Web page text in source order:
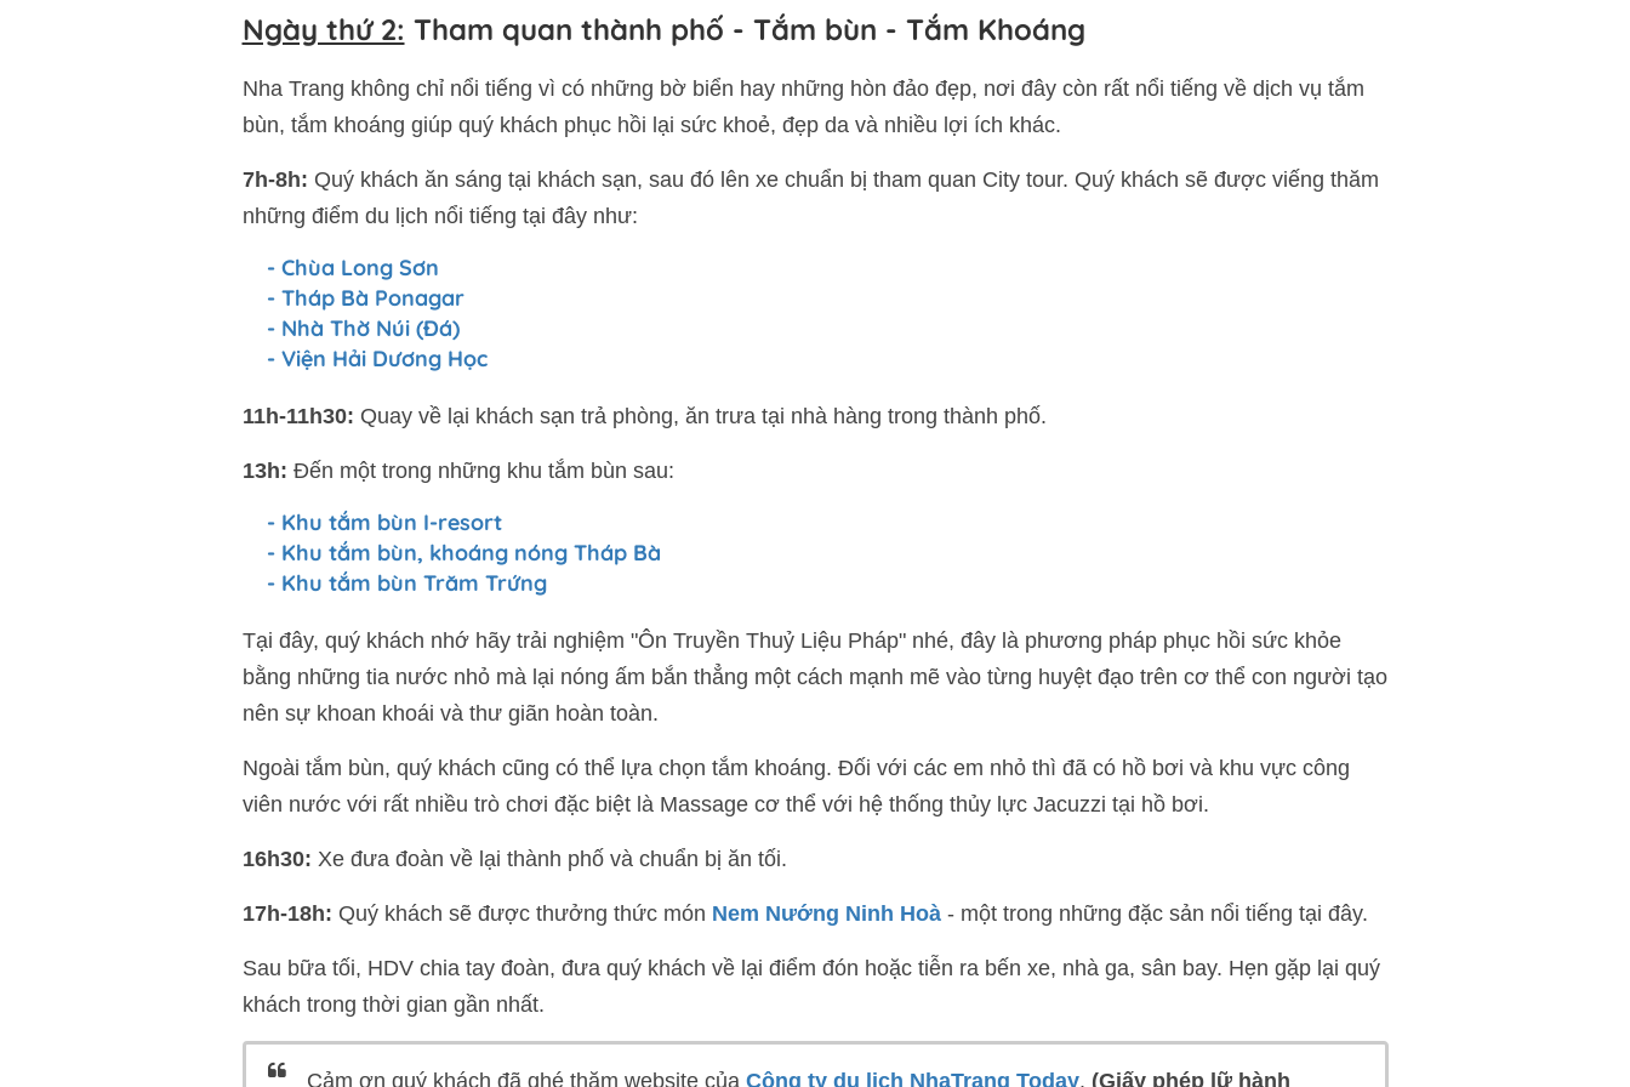
Ngày thứ 2: Tham quan thành phố - Tắm bùn - Tắm Khoáng
Nha Trang không chỉ nổi tiếng vì có những bờ biển hay những hòn đảo đẹp, nơi đây còn rất nổi tiếng về dịch vụ tắm
bùn, tắm khoáng giúp quý khách phục hồi lại sức khoẻ, đẹp da và nhiều lợi ích khác.
7h-8h: Quý khách ăn sáng tại khách sạn, sau đó lên xe chuẩn bị tham quan City tour. Quý khách sẽ được viếng thăm
những điểm du lịch nổi tiếng tại đây như:
- Chùa Long Sơn
- Tháp Bà Ponagar
- Nhà Thờ Núi (Đá)
- Viện Hải Dương Học
11h-11h30: Quay về lại khách sạn trả phòng, ăn trưa tại nhà hàng trong thành phố.
13h: Đến một trong những khu tắm bùn sau:
- Khu tắm bùn I-resort
- Khu tắm bùn, khoáng nóng Tháp Bà
- Khu tắm bùn Trăm Trứng
Tại đây, quý khách nhớ hãy trải nghiệm "Ôn Truyền Thuỷ Liệu Pháp" nhé, đây là phương pháp phục hồi sức khỏe
bằng những tia nước nhỏ mà lại nóng ấm bắn thẳng một cách mạnh mẽ vào từng huyệt đạo trên cơ thể con người tạo
nên sự khoan khoái và thư giãn hoàn toàn.
Ngoài tắm bùn, quý khách cũng có thể lựa chọn tắm khoáng. Đối với các em nhỏ thì đã có hồ bơi và khu vực công
viên nước với rất nhiều trò chơi đặc biệt là Massage cơ thể với hệ thống thủy lực Jacuzzi tại hồ bơi.
16h30: Xe đưa đoàn về lại thành phố và chuẩn bị ăn tối.
17h-18h: Quý khách sẽ được thưởng thức món Nem Nướng Ninh Hoà- một trong những đặc sản nổi tiếng tại đây.
Sau bữa tối, HDV chia tay đoàn, đưa quý khách về lại điểm đón hoặc tiễn ra bến xe, nhà ga, sân bay. Hẹn gặp lại quý
khách trong thời gian gần nhất.
Cảm ơn quý khách đã ghé thăm website của Công ty du lịch NhaTrang Today. (Giấy phép lữ hành